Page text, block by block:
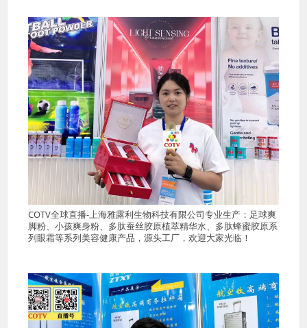
COTV全球直播-上海雅露利生物科技有限公司专业生产：足球爽
脚粉、小孩爽身粉、多肽蚕丝胶原植萃精华水、多肽蜂蜜胶原系
列眼霜等系列美容健康产品，源头工厂，欢迎大家光临！